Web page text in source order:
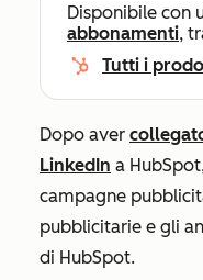
Disponibile con
abbonamenti,
Tutti i
Dopo aver
LinkedIn a
campagne
pubblicitarie e gli
di HubSpot.